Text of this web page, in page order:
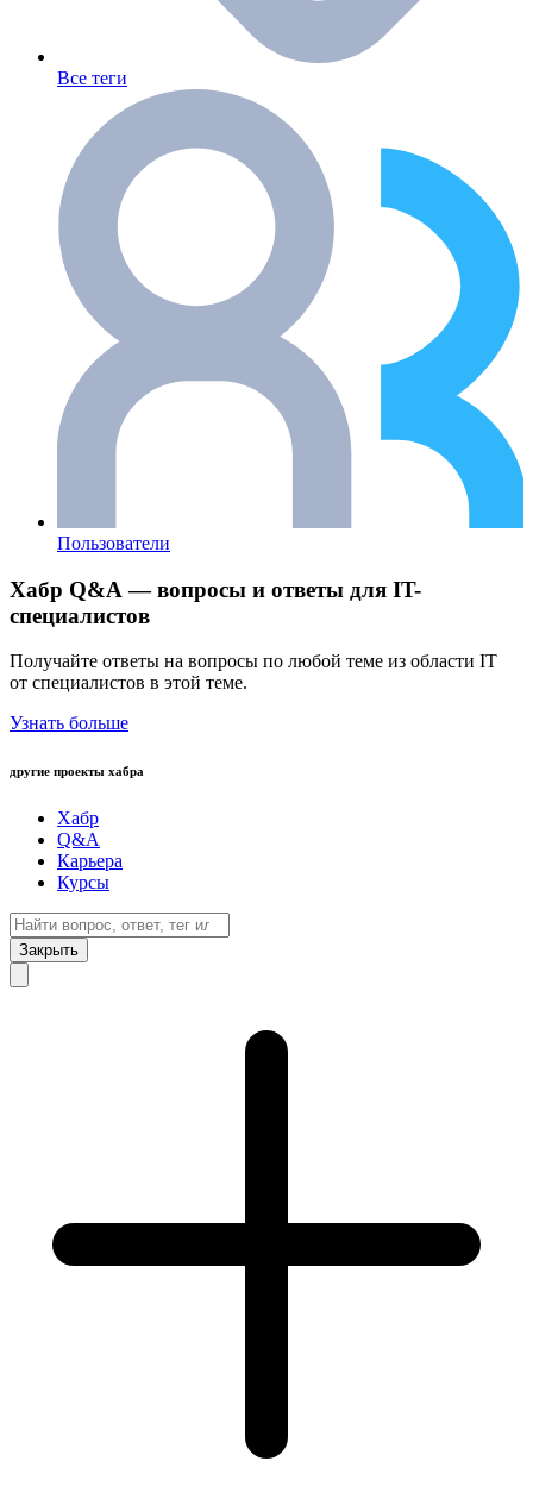
Все теги
Пользователи
Хабр Q&A — вопросы и ответы для IT-
специалистов
Получайте ответы на вопросы по любой теме из области IT
от специалистов в этой теме.
Узнать больше
другие проекты хабра
Хабр
Q&A
Карьера
Курсы
Закрыть